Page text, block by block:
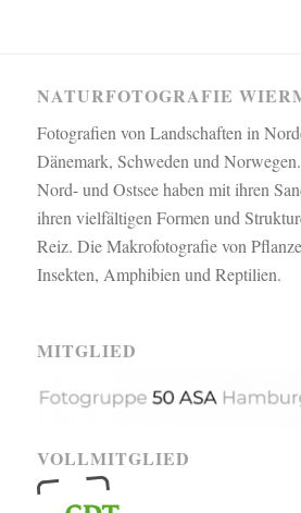
NATURFOTOGRAFIE
Fotografien von Landschaften in
Dänemark, Schweden und
Nord- und Ostsee haben mit ihren
ihren vielfältigen Formen und
Reiz. Die Makrofotografie von
Insekten, Amphibien und Reptilien.
MITGLIED
VOLLMITGLIED